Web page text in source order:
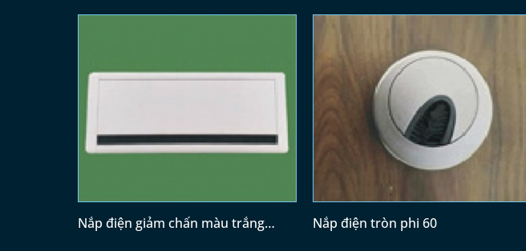
Nắp điện giảm chấn màu trắng
Nắp điện tròn phi 60